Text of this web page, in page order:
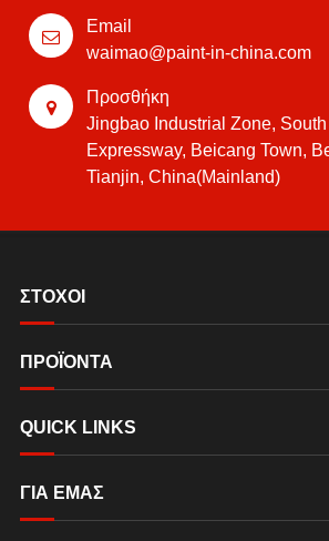
Email
waimao@paint-in-china.com
Προσθήκη
Jingbao Industrial Zone,
Expressway, Beicang Town,
Tianjin, China(Mainland)
ΣΤΟΧΟΙ
ΠΡΟΪΟΝΤΑ
QUICK LINKS
ΓΙΑ ΕΜΆΣ